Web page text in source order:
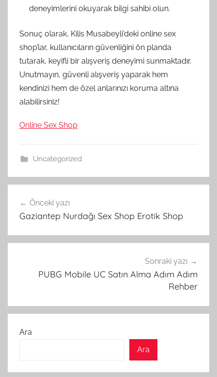
deneyimlerini okuyarak bilgi sahibi olun.
Sonuç olarak, Kilis Musabeyli’deki online sex
shop’lar, kullanıcıların güvenliğini ön planda
tutarak, keyifli bir alışveriş deneyimi sunmaktadır.
Unutmayın, güvenli alışveriş yaparak hem
kendinizi hem de özel anlarınızı koruma altına
alabilirsiniz!
Online Sex Shop
Uncategorized
gezinmesi
Önceki yazı
Gaziantep Nurdağı Sex Shop Erotik Shop
Sonraki yazı
PUBG Mobile UC Satın Alma Adım Adım
Rehber
Ara
Ara